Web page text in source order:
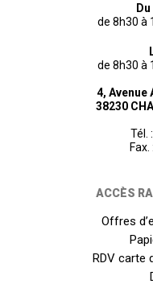
de 8h30 à
de 8h30 à
4, Avenue
38230
Tél. :
Fax. :
ACCÈS
Offres
RDV carte